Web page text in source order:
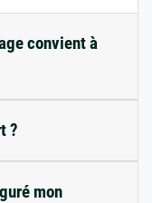
convient à
?
mon